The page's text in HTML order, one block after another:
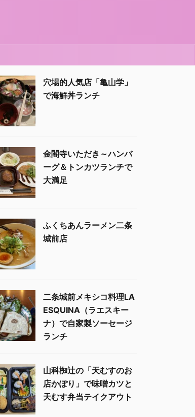
穴場的人気店「亀山学」
で海鮮丼ランチ
金閣寺いただき～ハンバ
ーグ＆トンカツランチで
大満足
ふくちあんラーメン二条
城前店
二条城前メキシコ料理LA
ESQUINA（ラエスキー
ナ）で自家製ソーセージ
ランチ
山科椥辻の「天むすのお
店かぽり」で味噌カツと
天むす弁当テイクアウト